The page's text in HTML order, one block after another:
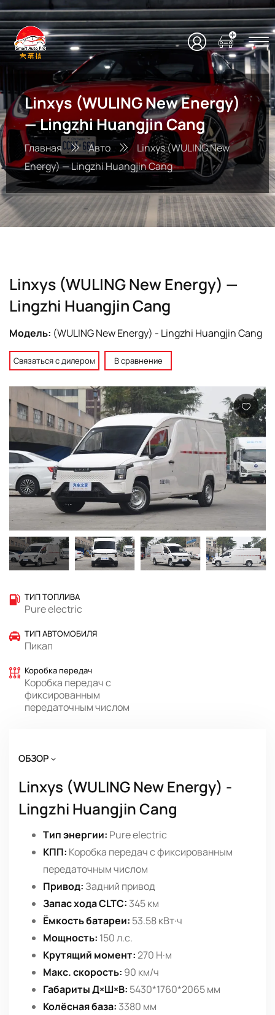
Linxys (WULING New Energy)
— Lingzhi Huangjin Cang
Главная Авто
Linxys (WULING New
Energy) — Lingzhi Huangjin Cang
Linxys (WULING New Energy) —
Lingzhi Huangjin Cang
Модель: (WULING New Energy) - Lingzhi Huangjin Cang
Связаться с дилером В сравнение
ТИП ТОПЛИВА
Pure electric
ТИП АВТОМОБИЛЯ
Пикап
Коробка передач
Коробка передач с
фиксированным
передаточным числом
ОБЗОР
Linxys (WULING New Energy) -
Lingzhi Huangjin Cang
Тип энергии: Pure electric
КПП: Коробка передач с фиксированным
передаточным числом
Привод: Задний привод
Запас хода CLTC: 345 км
Ёмкость батареи: 53.58 кВт·ч
Мощность: 150 л.с.
Крутящий момент:270 Н·м
Макс. скорость: 90 км/ч
Габариты Д×Ш×В: 5430*1760*2065 мм
Колёсная база: 3380 мм